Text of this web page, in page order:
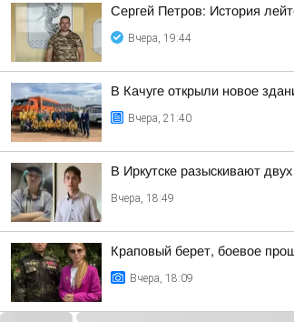
Сергей Петров: История
Вчера, 19:44
В Качуге открыли новое
Вчера, 21:40
В Иркутске разыскивают
Вчера, 18:49
Краповый берет, боевое
Вчера, 18:09